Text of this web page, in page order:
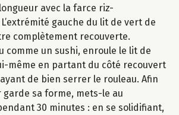
avec la farce riz-
gauche du lit de vert de
complètement recouverte.
comme un sushi, enroule le lit de
même en partant du côté recouvert
de bien serrer le rouleau. Afin
garde sa forme, mets-le au
30 minutes : en se solidifiant,